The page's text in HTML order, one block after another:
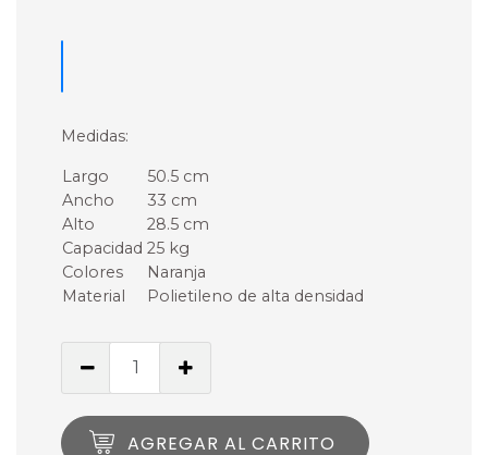
Medidas:
Largo
50.5 cm
Ancho
33 cm
Alto
28.5 cm
Capacidad 25 kg
Colores
Naranja
Material
Polietileno de alta densidad
AGREGAR AL CARRITO